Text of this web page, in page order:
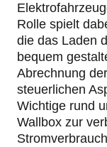
Rolle spielt
die das Laden
bequem
Abrechnung
steuerlichen
Wichtige rund
Wallbox zur